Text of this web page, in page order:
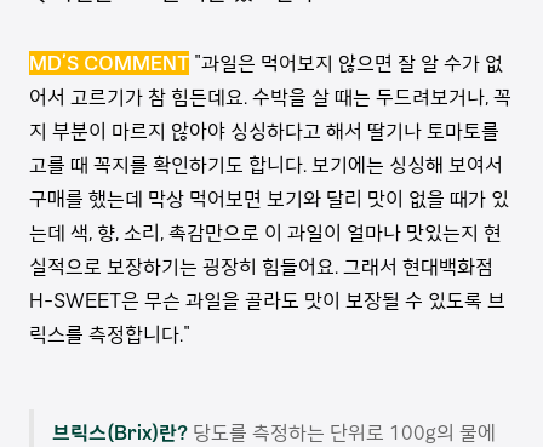
MD’S COMMENT "과일은 먹어보지 않으면 잘 알 수가 없
어서 고르기가 참 힘든데요. 수박을 살 때는 두드려보거나, 꼭
지 부분이 마르지 않아야 싱싱하다고 해서 딸기나 토마토를
고를 때 꼭지를 확인하기도 합니다. 보기에는 싱싱해 보여서
구매를 했는데 막상 먹어보면 보기와 달리 맛이 없을 때가 있
는데 색, 향, 소리, 촉감만으로 이 과일이 얼마나 맛있는지 현
실적으로 보장하기는 굉장히 힘들어요. 그래서 현대백화점
H-SWEET은 무슨 과일을 골라도 맛이 보장될 수 있도록 브
릭스를 측정합니다."
브릭스(Brix)란? 당도를 측정하는 단위로 100g의 물에